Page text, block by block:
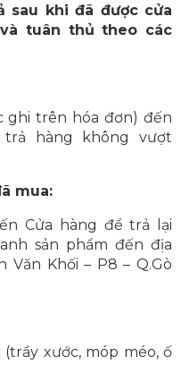
sau khi đã được cửa
tuân thủ theo các
ghi trên hóa đơn) đến
hàng không vượt
mua:
Cửa hàng để trả lại
sản phẩm đến địa
Văn Khối – P8 – Q.Gò
xước, móp méo, ố